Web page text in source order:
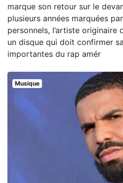
marque son retour sur le
plusieurs années marquées
personnels, l’artiste originaire
un disque qui doit confirmer
importantes du rap amér
Musique